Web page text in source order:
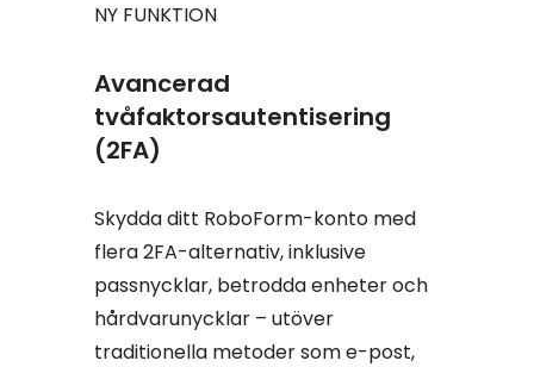
NY FUNKTION
Avancerad
tvåfaktorsautentisering
(2FA)
Skydda ditt RoboForm-konto med
flera 2FA-alternativ, inklusive
passnycklar, betrodda enheter och
hårdvarunycklar – utöver
traditionella metoder som e-post,